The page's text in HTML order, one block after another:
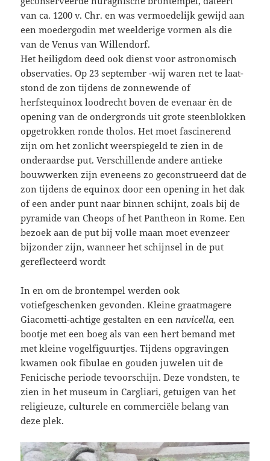
van ca. 1200 v. Chr. en was vermoedelijk gewijd aan
een moedergodin met weelderige vormen als die
van de Venus van Willendorf.
Het heiligdom deed ook dienst voor astronomisch
observaties. Op 23 september -wij waren net te laat-
stond de zon tijdens de zonnewende of
herfstequinox loodrecht boven de evenaar èn de
opening van de ondergronds uit grote steenblokken
opgetrokken ronde tholos. Het moet fascinerend
zijn om het zonlicht weerspiegeld te zien in de
onderaardse put. Verschillende andere antieke
bouwwerken zijn eveneens zo geconstrueerd dat de
zon tijdens de equinox door een opening in het dak
of een ander punt naar binnen schijnt, zoals bij de
pyramide van Cheops of het Pantheon in Rome. Een
bezoek aan de put bij volle maan moet evenzeer
bijzonder zijn, wanneer het schijnsel in de put
gereflecteerd wordt
In en om de brontempel werden ook
votiefgeschenken gevonden. Kleine graatmagere
Giacometti-achtige gestalten en eennavicella,een
bootje met een boeg als van een hert bemand met
met kleine vogelfiguurtjes. Tijdens opgravingen
kwamen ook fibulae en gouden juwelen uit de
Fenicische periode tevoorschijn. Deze vondsten, te
zien in het museum in Cargliari, getuigen van het
religieuze, culturele en commerciële belang van
deze plek.